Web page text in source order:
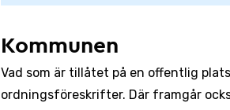
Kommunen
Vad som är tillåtet på en offentlig
ordningsföreskrifter. Där framgår